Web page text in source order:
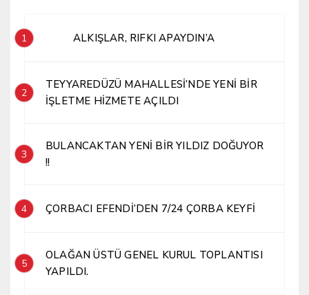
1 ALKIŞLAR, RIFKI APAYDIN’A
2
TEYYAREDÜZÜ MAHALLESİ’NDE YENİ BİR
İŞLETME HİZMETE AÇILDI
3
BULANCAKTAN YENİ BİR YILDIZ DOĞUYOR
!!
4 ÇORBACI EFENDİ’DEN 7/24 ÇORBA KEYFİ
5
OLAĞAN ÜSTÜ GENEL KURUL TOPLANTISI
YAPILDI.